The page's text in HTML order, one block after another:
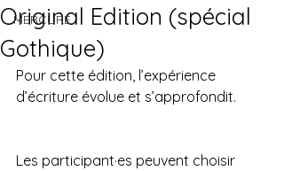
MERCURE
Original Edition (spécial
Gothique)
Pour cette édition, l’expérience
d’écriture évolue et s’approfondit.
Les participant·es peuvent choisir